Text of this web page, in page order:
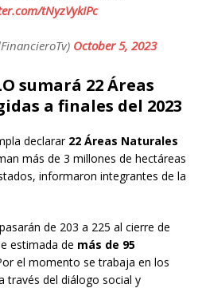
tNyzVykIPc
October 5, 2023
sumará 22 Áreas
a finales del 2023
declarar 22 Áreas Naturales
más de 3 millones de hectáreas
informaron integrantes de la
de 203 a 225 al cierre de
estimada de más de 95
el momento se trabaja en los
través del diálogo social y